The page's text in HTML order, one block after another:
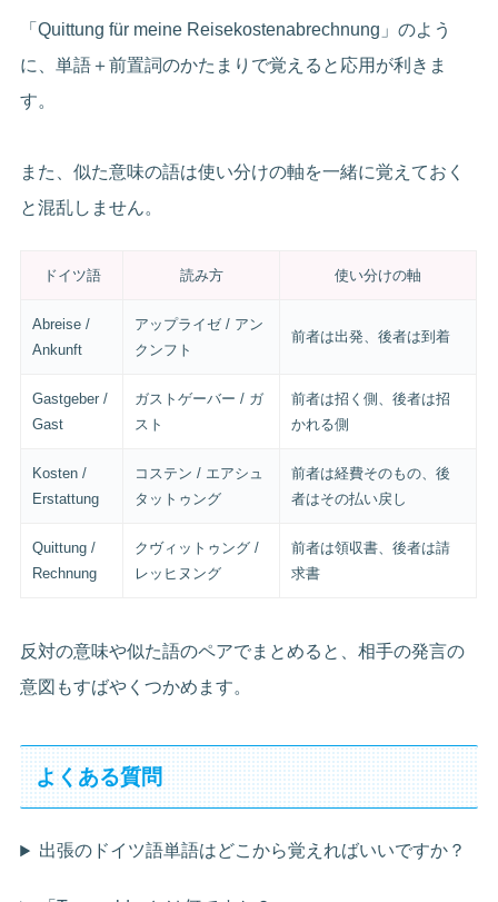
「Quittung für meine Reisekostenabrechnung」のよう
に、単語＋前置詞のかたまりで覚えると応用が利きま
す。
また、似た意味の語は使い分けの軸を一緒に覚えておく
と混乱しません。
ドイツ語 読み方 使い分けの軸
Abreise /
Ankunft
アップライゼ / アン
クンフト
前者は出発、後者は到着
Gastgeber /
Gast
ガストゲーバー / ガ
スト
前者は招く側、後者は招
かれる側
Kosten /
Erstattung
コステン / エアシュ
タットゥング
前者は経費そのもの、後
者はその払い戻し
Quittung /
Rechnung
クヴィットゥング /
レッヒヌング
前者は領収書、後者は請
求書
反対の意味や似た語のペアでまとめると、相手の発言の
意図もすばやくつかめます。
よくある質問
出張のドイツ語単語はどこから覚えればいいですか？